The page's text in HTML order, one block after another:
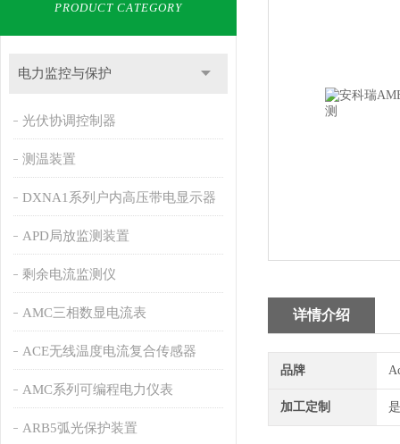
PRODUCT CATEGORY
电力监控与保护
光伏协调控制器
测温装置
DXNA1系列户内高压带电显示器
APD局放监测装置
剩余电流监测仪
AMC三相数显电流表
ACE无线温度电流复合传感器
AMC系列可编程电力仪表
ARB5弧光保护装置
详情介绍
品牌
加工定制